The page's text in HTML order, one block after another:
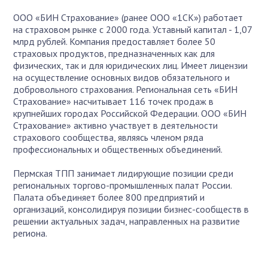
ООО «БИН Страхование» (ранее ООО «1СК») работает
на страховом рынке с 2000 года. Уставный капитал - 1,07
млрд рублей. Компания предоставляет более 50
страховых продуктов, предназначенных как для
физических, так и для юридических лиц. Имеет лицензии
на осуществление основных видов обязательного и
добровольного страхования. Региональная сеть «БИН
Страхование» насчитывает 116 точек продаж в
крупнейших городах Российской Федерации. ООО «БИН
Страхование» активно участвует в деятельности
страхового сообщества, являясь членом ряда
профессиональных и общественных объединений.
Пермская ТПП занимает лидирующие позиции среди
региональных торгово-промышленных палат России.
Палата объединяет более 800 предприятий и
организаций, консолидируя позиции бизнес-сообществ в
решении актуальных задач, направленных на развитие
региона.